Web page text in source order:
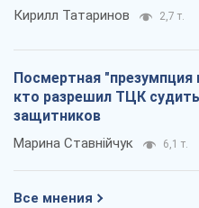
Кирилл Татаринов 2,7 т.
Посмертная "презумпция
кто разрешил ТЦК
защитников
Марина Ставнійчук 6,1 т.
Все мнения